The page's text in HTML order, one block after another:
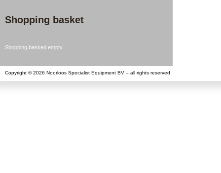
Shopping basket
Shopping basked empty.
Copyright © 2026 Noorloos Specialist Equipment BV – all rights reserved